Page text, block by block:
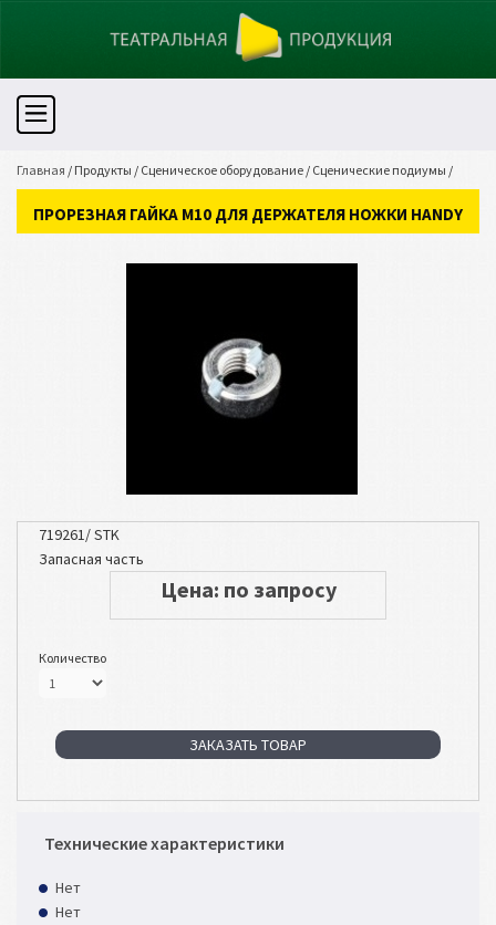
Главная / Продукты / Сценическое оборудование / Сценические подиумы /
Прорезная гайка М10 для держателя ножки HANDY
ПРОРЕЗНАЯ ГАЙКА М10 ДЛЯ ДЕРЖАТЕЛЯ НОЖКИ HANDY
719261/ STK
Запасная часть
Цена: по запросу
Количество
ЗАКАЗАТЬ ТОВАР
Технические характеристики
Нет
Нет